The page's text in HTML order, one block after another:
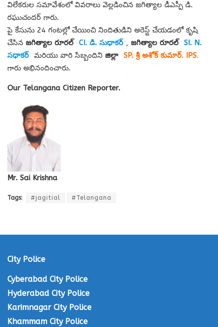
విలేకరుల సమావేశంలో వివరాలు వెల్లడించిన జగిత్యాల డీఎస్పీ డి.
రఘుచందర్ గారు.
పై కేసును 24 గంటల్లో చేయించి నిందితుడిని అరెస్ట్ చేయడంలో కృషి
చేసిన జగిత్యాల రూరల్ CI. డి. సుధాకర్ , జగిత్యాల రూరల్ SI. N.
సధాకర్
మరియు వారి సిబ్బందిని జిల్లా SP. శ్రీ అశోక్ కుమార్. IPS.
గారు అభినందించారు.
Our Telangana Citizen Reporter.
Mr. Sai Krishna
Tags: #jagitial #Telangana
City Police
Cyberabad City Police
Hyderabad City Police
Karimnagar City Police
Khammam City Police